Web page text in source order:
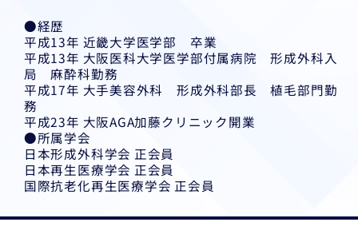
●経歴
平成13年 近畿大学医学部 卒業
平成13年 大阪医科大学医学部付属病院 形成外科入
局 麻酔科勤務
平成17年 大手美容外科 形成外科部長 植毛部門勤
務
平成23年 大阪AGA加藤クリニック開業
●所属学会
日本形成外科学会 正会員
日本再生医療学会 正会員
国際抗老化再生医療学会 正会員